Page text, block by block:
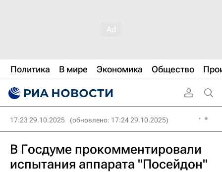
Политика В мире Экономика Общество
17:23 29.10.2025 (обновлено: 17:24 29.10.2025)
В Госдуме прокомментировали
испытания аппарата "Посейдон"